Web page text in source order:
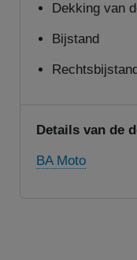
Dekking van
Bijstand
Details van de
BA Moto